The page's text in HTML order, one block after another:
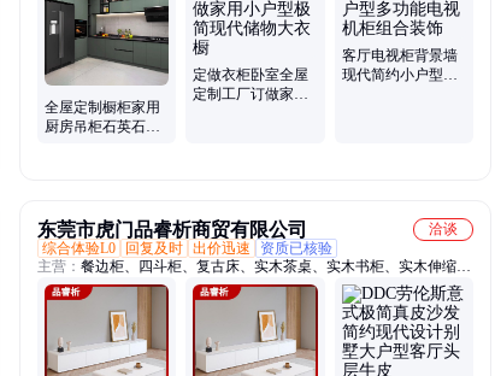
板、办公室木门定制、衣柜门板、儿童房家具、木质文件柜、学校档
案柜、折叠翻床、衣柜榻榻米床、阳台柜
全屋定制橱柜家用
厨房吊柜石英石台
定做衣柜卧室全屋
定制工厂订做家用
客厅电视柜背景墙
现代简约小户型多
东莞市虎门品睿析商贸有限公司
洽谈
综合体验L0
回复及时 出价迅速
资质已核验
主营： 餐边柜、四斗柜、复古床、实木茶桌、实木书柜、实木伸缩
床、实木餐桌椅、电视柜、床头柜、展示柜、梳妆桌、波浪床、储物
大床、布艺沙发、吃饭桌子、转角书桌、厨房碗柜、圆形茶几、家用
吧台、邮费充值、单人伸缩床、斗柜化妆桌、岛台茶桌椅、推拉门衣
柜、五斗橱斗柜